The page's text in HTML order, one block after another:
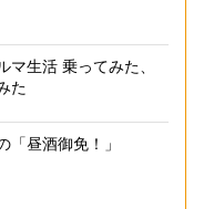
マ生活 乗ってみた、
た
「昼酒御免！」